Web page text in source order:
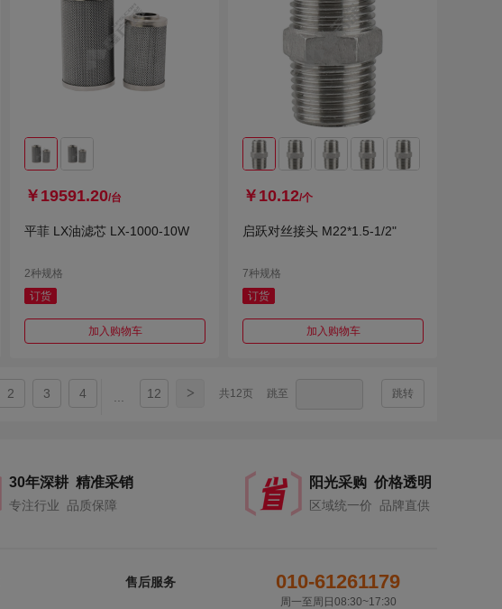
￥19591.20/台
平菲 LX油滤芯 LX-1000-10W
2种规格
订货
加入购物车
￥10.12/个
启跃对丝接头 M22*1.5-1/2"
7种规格
订货
加入购物车
2 3 4 12 > 共12页 跳至 跳转
30年深耕 精准采销
专注行业 品质保障
阳光采购 价格透明
区域统一价 品牌直供
售后服务 010-61261179
周一至周日08:30~17:30